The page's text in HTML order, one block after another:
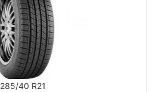
285/40 R21